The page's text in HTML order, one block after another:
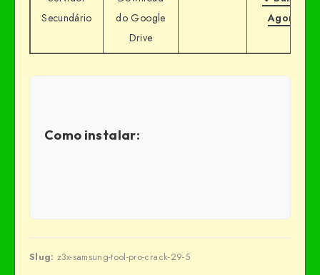
Secundário
do Google
Drive
Agora
Como instalar:
Slug: z3x-samsung-tool-pro-crack-29-5